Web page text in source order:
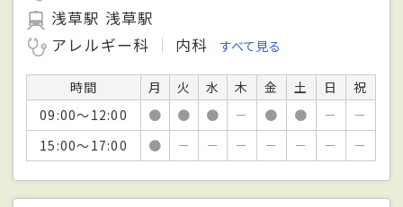
浅草駅 浅草駅
アレルギー科
内科 すべて見る
時間 月 火 水 木 金 土 日
祝
09:00～12:00
● ● ● － ● ● －
－
15:00～17:00
● － － － － － － －